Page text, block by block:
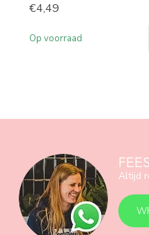
€4,49
Op voorraad
Altijd